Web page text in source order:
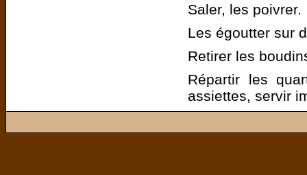
Saler, les poivrer.
Les égoutter sur
Retirer les
Répartir les
assiettes, servir